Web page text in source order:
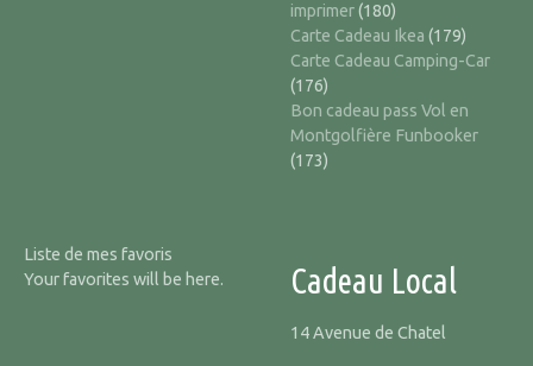
imprimer(180)
Carte Cadeau Ikea (179)
Carte Cadeau Camping-Car
(176)
Bon cadeau pass Vol en
Montgolfière Funbooker
(173)
Liste de mes favoris
Your favorites will be here.
Cadeau Local
14 Avenue de Chatel